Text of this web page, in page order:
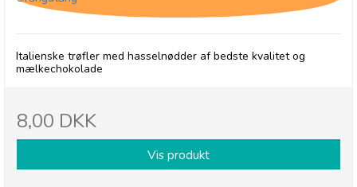
Italienske trøfler med hasselnødder af bedste kvalitet og
mælkechokolade
8,00 DKK
Vis produkt